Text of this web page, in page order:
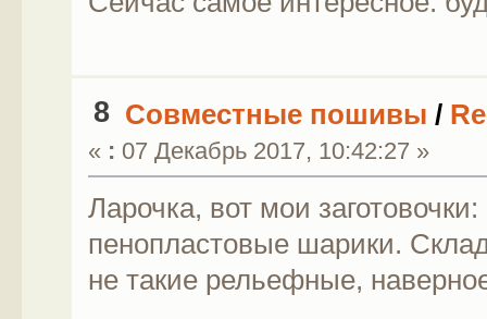
8 Совместные пошивы /
« : 07 Декабрь 2017, 10:42:27 »
Ларочка, вот мои
пенопластовые шарики.
не такие рельефные,